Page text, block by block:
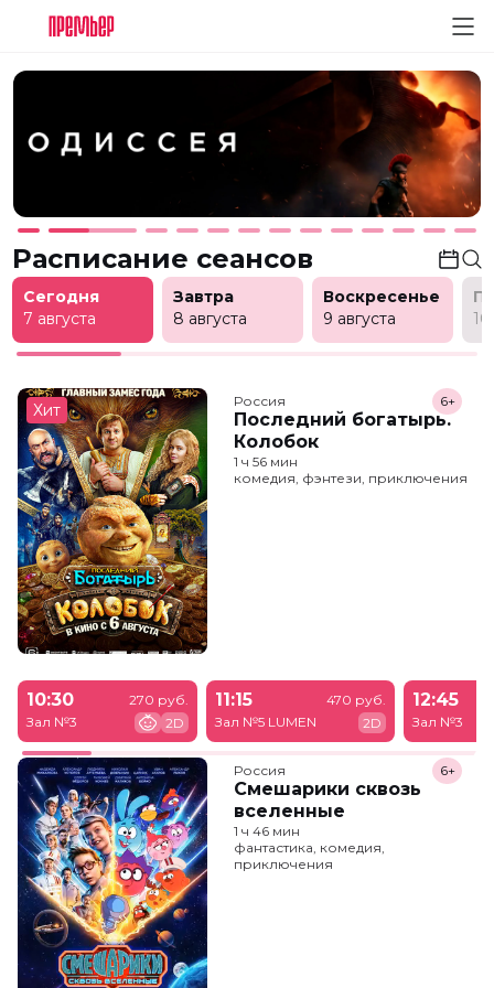
Расписание сеансов
Сегодня
7 августа
Завтра
8 августа
Воскресенье
9 августа
10
Хит Россия
Последний богатырь.
Колобок
6+
1 ч 56 мин
комедия, фэнтези, приключения
10:30
Зал №3
270 руб.
2D
11:15
Зал №5 LUMEN
470 руб.
2D
12:45
Зал №3
Россия
Смешарики сквозь
вселенные
6+
1 ч 46 мин
фантастика, комедия,
приключения